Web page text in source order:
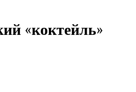
«коктейль»